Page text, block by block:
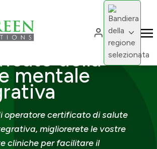
Cambia
della
mentale
operatore certificato di salute
migliorerete le vostre
cliniche per facilitare il